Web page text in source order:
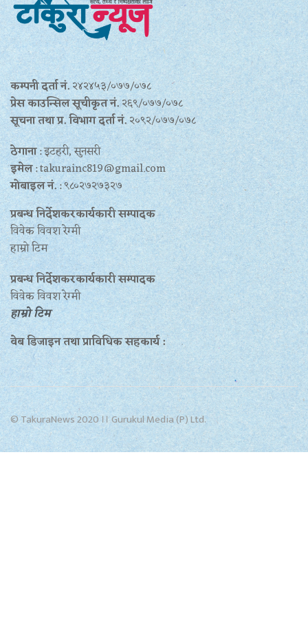
कम्पनी दर्ता नं.२४२४५३/०७७/०७८
प्रेस काउन्सिल सूचीकृत नं.२६९/०७७/०७८
सूचना तथा प्र‍. विभाग दर्ता नं.२०९२/०७७/०७८
ठेगाना: इटहरी, सुनसरी
इमेल: takurainc819@gmail.com
मोबाइल नं.: ९८०२७२७३२७
प्रबन्ध निर्देशकरकार्यकारी सम्पादक
विवेक विवश रेग्मी
हाम्रो टिम
प्रबन्ध निर्देशकरकार्यकारी सम्पादक
विवेक विवश रेग्मी
हाम्रो टिम
वेब डिजाइन तथा प्राविधिक सहकार्य :
© TakuraNews 2020 ।। Gurukul Media (P) Ltd.